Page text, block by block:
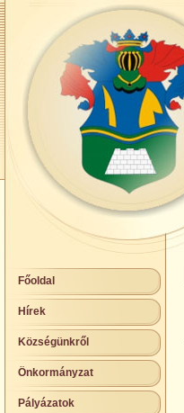
Főoldal
Hírek
Községünkről
Önkormányzat
Pályázatok